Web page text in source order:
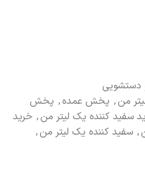
دستشویی
من, پخش عمده, پخش
سفید کننده یک لیتر من, خرید
, سفید کننده یک لیتر من,